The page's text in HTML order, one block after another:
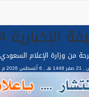
الإخبارية 24
من وزارة الإعلام السعودي
هـ , 6 أغسطس 2026 م |